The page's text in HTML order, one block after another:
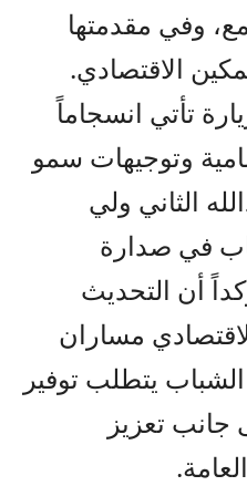
وفي مقدمتها
الاقتصادي.
تأتي انسجاماً
وتوجيهات سمو
الثاني ولي
في صدارة
أن التحديث
مساران
يتطلب توفير
جانب تعزيز